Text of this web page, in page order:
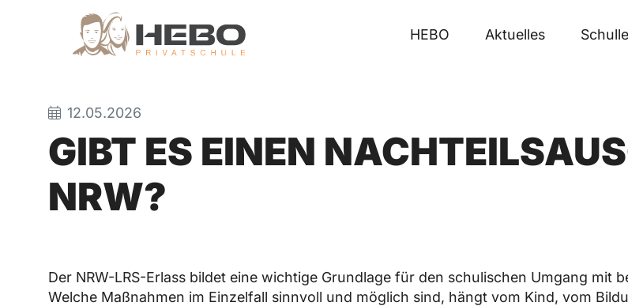
HEBO Aktuelles
12.05.2026
GIBT ES EINEN
NRW?
Der NRW-LRS-Erlass bildet eine wichtige Grundlage für den schulischen Umgang mit
Welche Maßnahmen im Einzelfall sinnvoll und möglich sind, hängt vom Kind, vom